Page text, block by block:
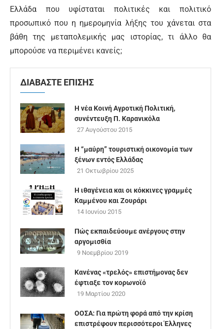
Ελλάδα που υφίσταται πολιτικές και πολιτικό
προσωπικό που η ημερομηνία λήξης του χάνεται στα
βάθη της μεταπολεμικής μας ιστορίας, τι άλλο θα
μπορούσε να περιμένει κανείς;
ΔΙΑΒΑΣΤΕ ΕΠΙΣΗΣ
Η νέα Κοινή Αγροτική Πολιτική,
συνέντευξη Π. Καρανικόλα
27 Αυγούστου 2015
Η “μαύρη” τουριστική οικονομία των
ξένων εντός Ελλάδας
21 Οκτωβρίου 2025
Η ιθαγένεια και οι κόκκινες γραμμές
Καμμένου και Ζουράρι
14 Ιουνίου 2015
Πώς εκπαιδεύουμε ανέργους στην
αργομισθία
9 Νοεμβρίου 2019
Κανένας «τρελός» επιστήμονας δεν
έφτιαξε τον κορωνοϊό
19 Μαρτίου 2020
ΟΟΣΑ: Για πρώτη φορά από την κρίση
επιστρέφουν περισσότεροι Έλληνες